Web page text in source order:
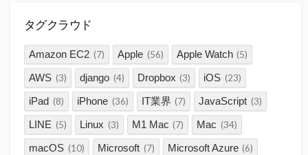
タグクラウド
Amazon EC2 (7) Apple (56) Apple Watch (5)
AWS (3) django (4) Dropbox (3) iOS (23)
iPad (8) iPhone (36) IT業界 (7) JavaScript (3)
LINE (5) Linux (3) M1 Mac (7) Mac (34)
macOS (10) Microsoft (7) Microsoft Azure (6)